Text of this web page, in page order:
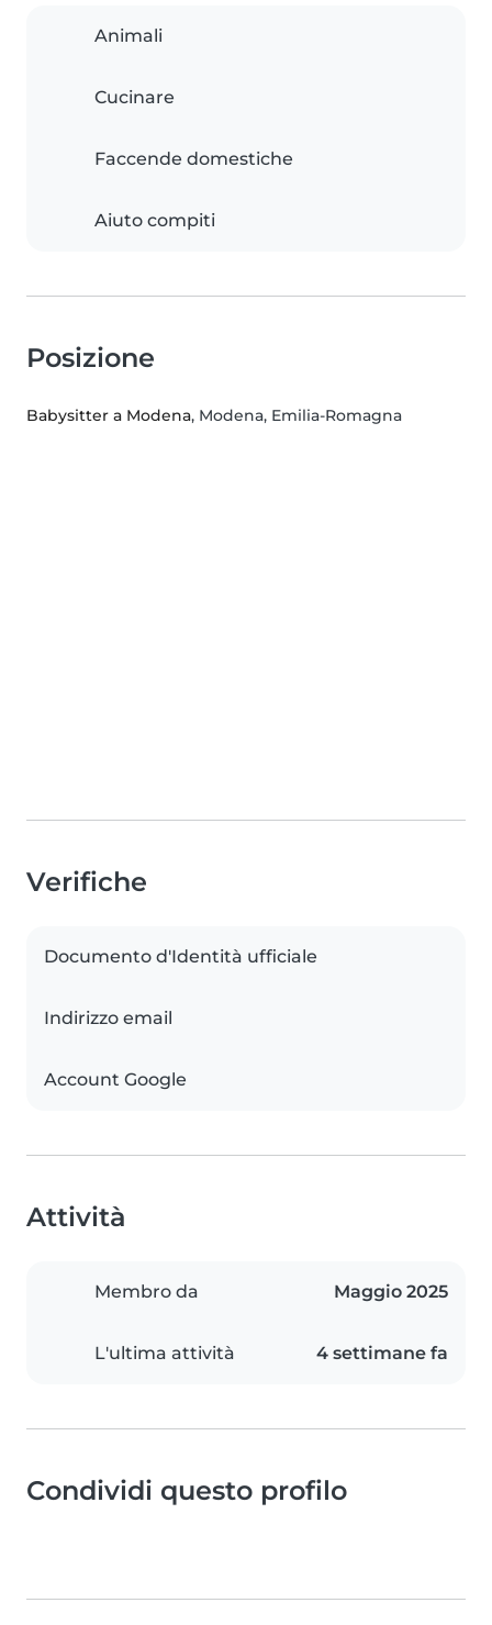
Animali
Cucinare
Faccende domestiche
Aiuto compiti
Posizione
Babysitter a Modena, Modena, Emilia-Romagna
Verifiche
Documento d'Identità ufficiale
Indirizzo email
Account Google
Attività
Membro da Maggio 2025
L'ultima attività 4 settimane fa
Condividi questo profilo